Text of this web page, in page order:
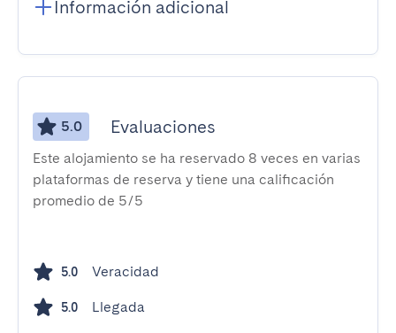
Información adicional
5.0 Evaluaciones
Este alojamiento se ha reservado 8 veces en varias
plataformas de reserva y tiene una calificación
promedio de 5/5
5.0 Veracidad
5.0 Llegada